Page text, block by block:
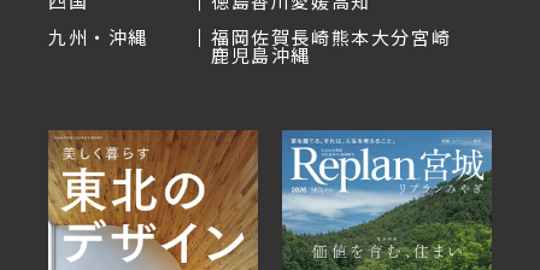
九州・沖縄
福岡佐賀長崎熊本大分宮崎
鹿児島沖縄